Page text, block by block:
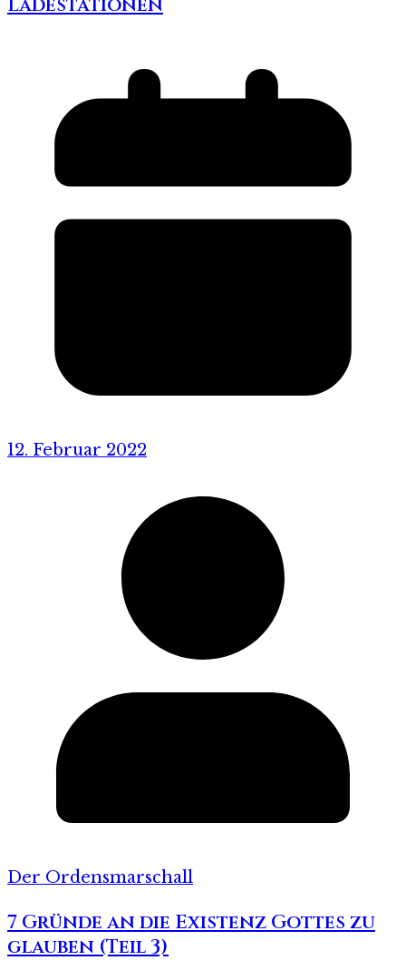
Ladestationen
12. Februar 2022
Der Ordensmarschall
7 Gründe an die Existenz Gottes zu
glauben (Teil 3)